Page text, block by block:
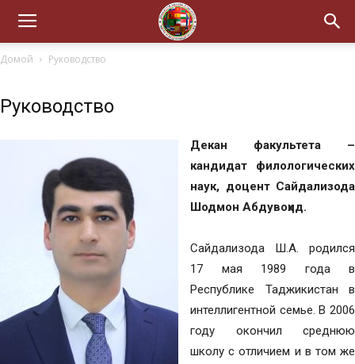
Домой Руководство
Руководство
Декан факультета –
кандидат филологических
наук, доцент Сайдализода
Шодмон Абдувоҳид.
Сайдализода Ш.А. родился
17 мая 1989 года в
Республике Таджикистан в
интеллигентной семье. В 2006
году окончил среднюю
школу с отличием и в том же